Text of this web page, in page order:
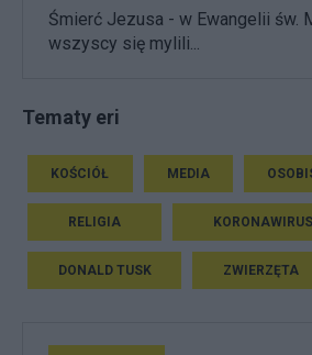
Śmierć Jezusa - w Ewangelii św.
wszyscy się mylili...
Tematy eri
KOŚCIÓŁ MEDIA
RELIGIA KORONAWIRUS
DONALD TUSK ZWIERZĘTA